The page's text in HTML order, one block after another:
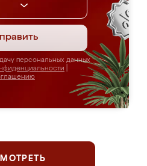
персональных данных